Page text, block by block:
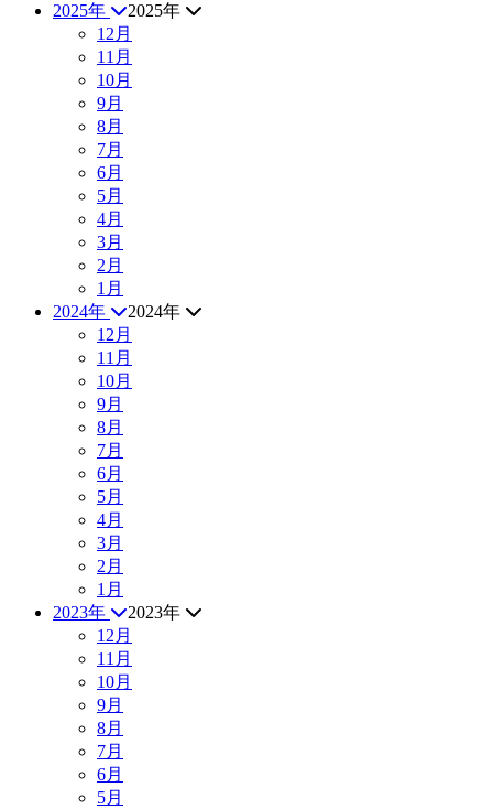
2025年
2025年
12月
11月
10月
9月
8月
7月
6月
5月
4月
3月
2月
1月
2024年
2024年
12月
11月
10月
9月
8月
7月
6月
5月
4月
3月
2月
1月
2023年
2023年
12月
11月
10月
9月
8月
7月
6月
5月